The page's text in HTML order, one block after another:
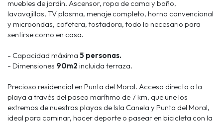
muebles de jardín. Ascensor, ropa de cama y baño,
lavavajillas, TV plasma, menaje completo, horno convencional
y microondas, cafetera, tostadora, todo lo necesario para
sentirse como en casa.
- Capacidad máxima 5 personas.
- Dimensiones 90m2 incluida terraza.
Precioso residencial en Punta del Moral. Acceso directo a la
playa a través del paseo marítimo de 7 km, que une los
extremos de nuestras playas de Isla Canela y Punta del Moral,
ideal para caminar, hacer deporte o pasear en bicicleta con la